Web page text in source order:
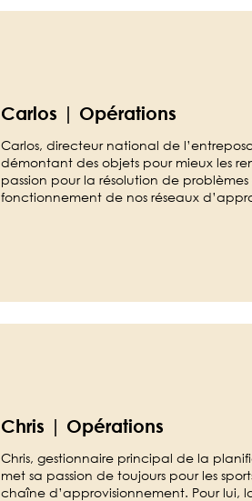
Carlos | Opérations
Carlos, directeur national de
démontant des objets pour mieux les
passion pour la résolution de problèmes
fonctionnement de nos réseaux
Chris | Opérations
Chris, gestionnaire principal de la
met sa passion de toujours pour les
chaîne d’approvisionnement. Pour